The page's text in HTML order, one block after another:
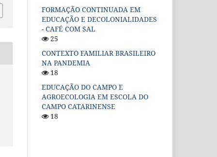
FORMAÇÃO CONTINUADA EM
EDUCAÇÃO E DECOLONIALIDADES
- CAFÉ COM SAL
25
CONTEXTO FAMILIAR BRASILEIRO
NA PANDEMIA
18
EDUCAÇÃO DO CAMPO E
AGROECOLOGIA EM ESCOLA DO
CAMPO CATARINENSE
18